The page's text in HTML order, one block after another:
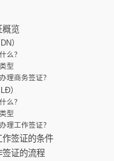
概览
）
么？
型
理商务签证？
）
么？
型
理工作签证？
签证的条件
签证的流程